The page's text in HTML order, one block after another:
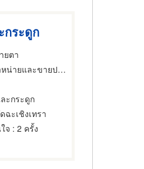
กระดูก
ยตา
ะขายปลีกกาแฟ,กาแฟ
ะกระดูก
ฉะเชิงเทรา
จ : 2 ครั้ง